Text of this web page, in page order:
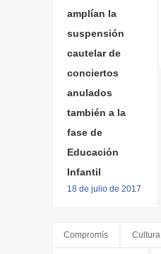
amplían la
suspensión
cautelar de
conciertos
anulados
también a la
fase de
Educación
Infantil
18 de julio de 2017
Compromís Cultura